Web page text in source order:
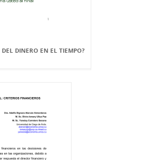
DINERO EN EL TIEMPO?